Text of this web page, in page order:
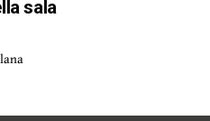
sala